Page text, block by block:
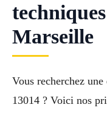
Marseille
Vous recherchez
13014 ? Voici nos